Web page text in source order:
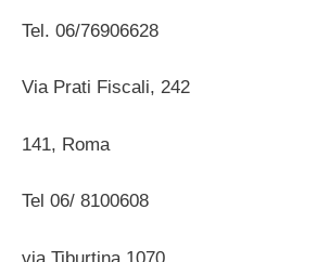
Tel. 06/76906628
Via Prati Fiscali, 242
141, Roma
Tel 06/ 8100608